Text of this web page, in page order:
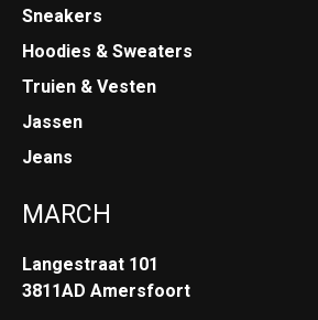
Sneakers
Hoodies & Sweaters
Truien & Vesten
Jassen
Jeans
MARCH
Langestraat 101
3811AD Amersfoort